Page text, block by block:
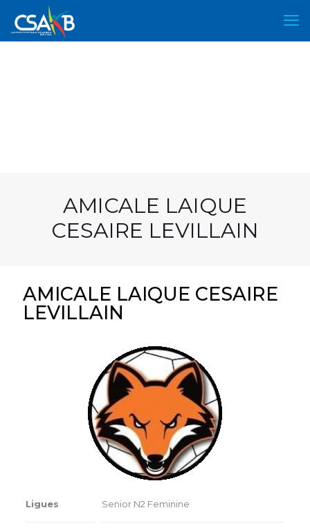
AMICALE LAIQUE
CESAIRE LEVILLAIN
AMICALE LAIQUE CESAIRE
LEVILLAIN
Ligues Senior N2 Feminine